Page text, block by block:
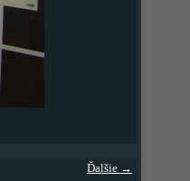
Ďalšie →